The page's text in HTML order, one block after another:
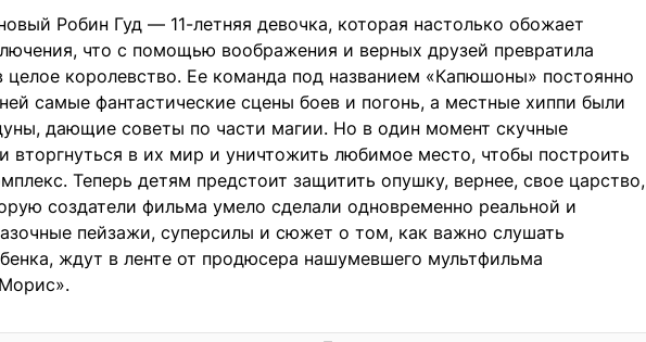
Робин Гуд — 11-летняя девочка, которая настолько обожает
что с помощью воображения и верных друзей превратила
королевство. Ее команда под названием «Капюшоны» постоянно
самые фантастические сцены боев и погонь, а местные хиппи были
дающие советы по части магии. Но в один момент скучные
вторгнуться в их мир и уничтожить любимое место, чтобы построить
Теперь детям предстоит защитить опушку, вернее, свое царство,
создатели фильма умело сделали одновременно реальной и
пейзажи, суперсилы и сюжет о том, как важно слушать
ждут в ленте от продюсера нашумевшего мультфильма